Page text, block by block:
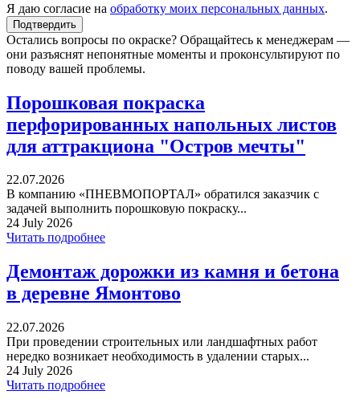
Я даю согласие на обработку моих персональных данных.
Остались вопросы по окраске? Обращайтесь к менеджерам —
они разъяснят непонятные моменты и проконсультируют по
поводу вашей проблемы.
Порошковая покраска
перфорированных напольных листов
для аттракциона "Остров мечты"
22.07.2026
В компанию «ПНЕВМОПОРТАЛ» обратился заказчик с
задачей выполнить порошковую покраску...
24 July 2026
Читать подробнее
Демонтаж дорожки из камня и бетона
в деревне Ямонтово
22.07.2026
При проведении строительных или ландшафтных работ
нередко возникает необходимость в удалении старых...
24 July 2026
Читать подробнее